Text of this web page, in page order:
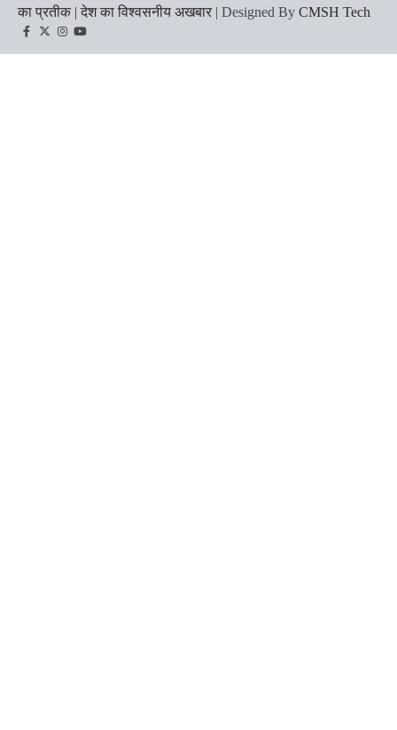
का प्रतीक | देश का विश्वसनीय अखबार | Designed By CMSH Tech
Facebook
TwitterInstagram
YouTube